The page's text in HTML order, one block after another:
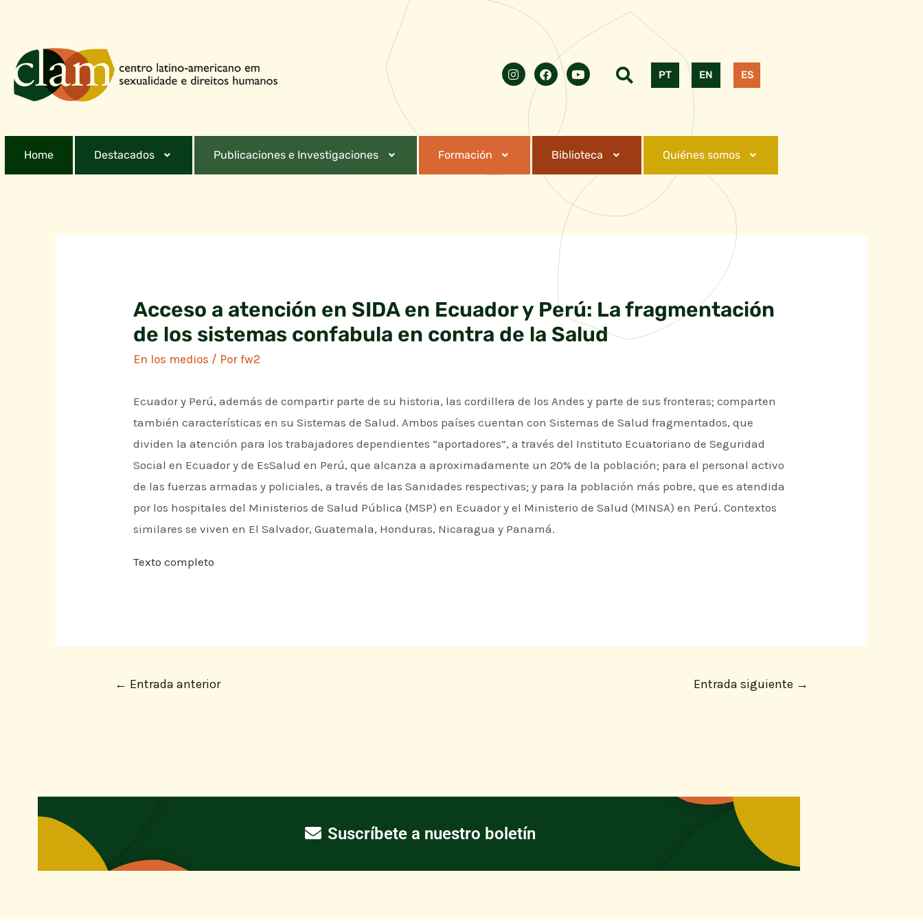
PT EN ES
Home Destacados Publicaciones e Investigaciones Formación Biblioteca Quiénes somos
Acceso a atención en SIDA en Ecuador y Perú: La fragmentación
de los sistemas confabula en contra de la Salud
En los medios / Porfw2
Ecuador y Perú, además de compartir parte de su historia, las cordillera de los Andes y parte de sus fronteras; comparten
también características en su Sistemas de Salud. Ambos países cuentan con Sistemas de Salud fragmentados, que
dividen la atención para los trabajadores dependientes “aportadores”, a través del Instituto Ecuatoriano de Seguridad
Social en Ecuador y de EsSalud en Perú, que alcanza a aproximadamente un 20% de la población; para el personal activo
de las fuerzas armadas y policiales, a través de las Sanidades respectivas; y para la población más pobre, que es atendida
por los hospitales del Ministerios de Salud Pública (MSP) en Ecuador y el Ministerio de Salud (MINSA) en Perú. Contextos
similares se viven en El Salvador, Guatemala, Honduras, Nicaragua y Panamá.
Texto completo
← Entrada anterior Entrada siguiente →
Suscríbete a nuestro boletín